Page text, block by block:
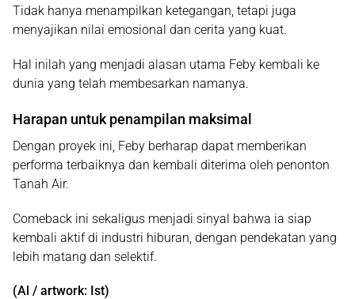
Tidak hanya menampilkan ketegangan, tetapi juga
menyajikan nilai emosional dan cerita yang kuat.
Hal inilah yang menjadi alasan utama Feby kembali ke
dunia yang telah membesarkan namanya.
Harapan untuk penampilan maksimal
Dengan proyek ini, Feby berharap dapat memberikan
performa terbaiknya dan kembali diterima oleh penonton
Tanah Air.
Comeback ini sekaligus menjadi sinyal bahwa ia siap
kembali aktif di industri hiburan, dengan pendekatan yang
lebih matang dan selektif.
(Al / artwork: Ist)